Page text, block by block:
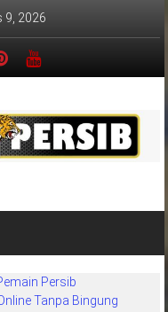
9, 2026
Persib
Tanpa Bingung